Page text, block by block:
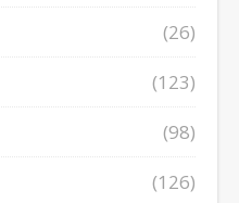
(26)
(123)
(98)
(126)